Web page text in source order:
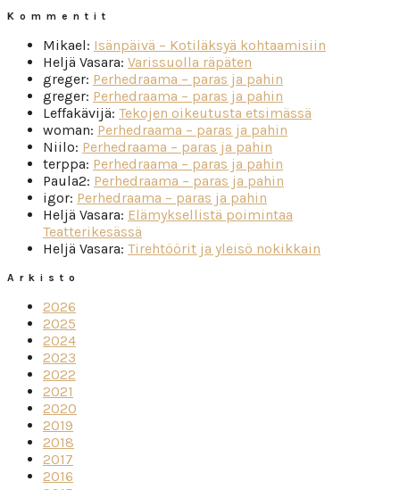
Kommentit
Mikael: Isänpäivä – Kotiläksyä kohtaamisiin
Heljä Vasara: Varissuolla räpäten
greger: Perhedraama – paras ja pahin
greger: Perhedraama – paras ja pahin
Leffakävijä: Tekojen oikeutusta etsimässä
woman: Perhedraama – paras ja pahin
Niilo: Perhedraama – paras ja pahin
terppa: Perhedraama – paras ja pahin
Paula2: Perhedraama – paras ja pahin
igor: Perhedraama – paras ja pahin
Heljä Vasara: Elämyksellistä poimintaa
Teatterikesässä
Heljä Vasara: Tirehtöörit ja yleisö nokikkain
Arkisto
2026
2025
2024
2023
2022
2021
2020
2019
2018
2017
2016